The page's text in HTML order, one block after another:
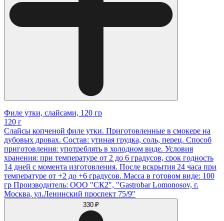
Филе утки, слайсами, 120 гр
120 г
Слайсы копченой филе утки. Приготовленные в смокере на
дубовых дровах. Состав: утиная грудка, соль, перец. Способ
приготовления: употреблять в холодном виде. Условия
хранения: при температуре от 2 до 6 градусов, срок годность
14 дней с момента изготовления. После вскрытия 24 часа при
температуре от +2 до +6 градусов. Масса в готовом виде: 100
гр Производитель: ООО "СК2", "Gastrobar Lomonosov, г.
Москва, ул.Ленинский проспект 75/9"
330 ₽